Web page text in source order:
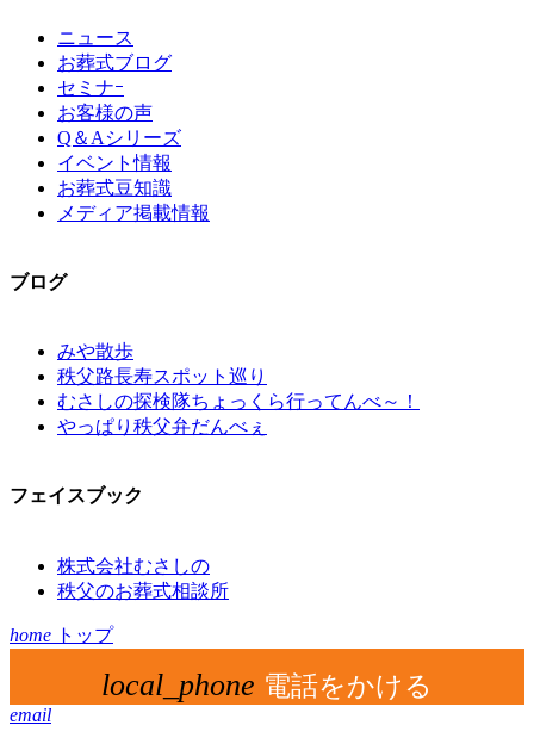
ニュース
お葬式ブログ
セミナｰ
お客様の声
Q＆Aシリーズ
イベント情報
お葬式豆知識
メディア掲載情報
ブログ
みや散歩
秩父路長寿スポット巡り
むさしの探検隊ちょっくら行ってんべ～！
やっぱり秩父弁だんべぇ
フェイスブック
株式会社むさしの
秩父のお葬式相談所
home トップ
local_phone 電話をかける
email